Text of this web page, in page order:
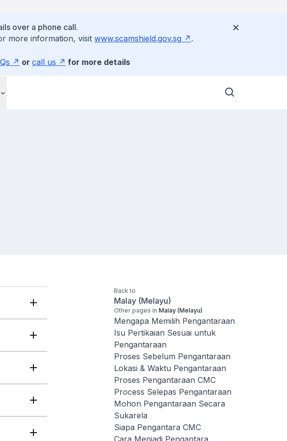
over a phone call.
more information, visit www.scamshield.gov.sg .
or call us for more details
Back to
Malay (Melayu)
Other pages in Malay (Melayu)
Mengapa Memilih Pengantaraan
Isu Pertikaian Sesuai untuk
Pengantaraan
Proses Sebelum Pengantaraan
Lokasi & Waktu Pengantaraan
Proses Pengantaraan CMC
Process Selepas Pengantaraan
Mohon Pengantaraan Secara
Sukarela
Siapa Pengantara CMC
Cara Menjadi Pengantara